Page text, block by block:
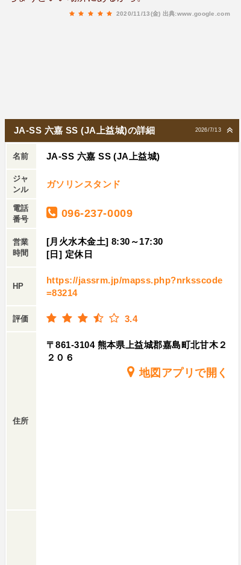
2020/11/13(金) 出典:www.google.com
2026/7/13
JA-SS 六嘉 SS (JA上益城)の詳細
名前 JA-SS 六嘉 SS (JA上益城)
ジャ
ンル
ガソリンスタンド
電話
番号
096-237-0009
営業
時間
[月火水木金土] 8:30～17:30
[日] 定休日
HP
https://jassrm.jp/mapss.php?nrksscode
=83214
評価 3.4
住所
〒861-3104 熊本県上益城郡嘉島町北甘木２
２０６
地図アプリで開く